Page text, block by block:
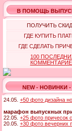
В ПОМОЩЬ
ПОЛУЧИТЬ
ГДЕ КУПИТЬ
ГДЕ СДЕЛАТЬ
100
NEW - НОВИНКИ -
24.05. +50 фото дизайна
марафон выпускных
22.05. +25 фото причесок
20.05. +30 фото вечерних